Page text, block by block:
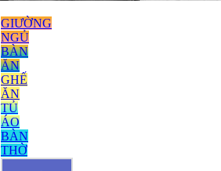
GIƯỜNG
NGỦ
BÀN
ĂN
GHẾ
ĂN
TỦ
ÁO
BÀN
THỜ